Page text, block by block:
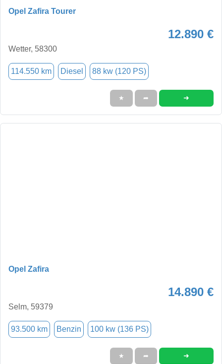
Opel Zafira Tourer
12.890 €
Wetter, 58300
114.550 km Diesel 88 kw (120 PS)
★ ➦ ➜
Opel Zafira
14.890 €
Selm, 59379
93.500 km Benzin 100 kw (136 PS)
★ ➦ ➜